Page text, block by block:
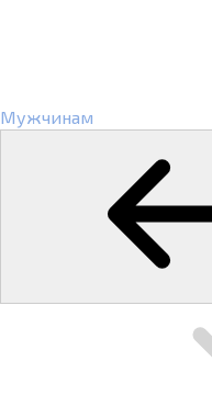
Мужчинам